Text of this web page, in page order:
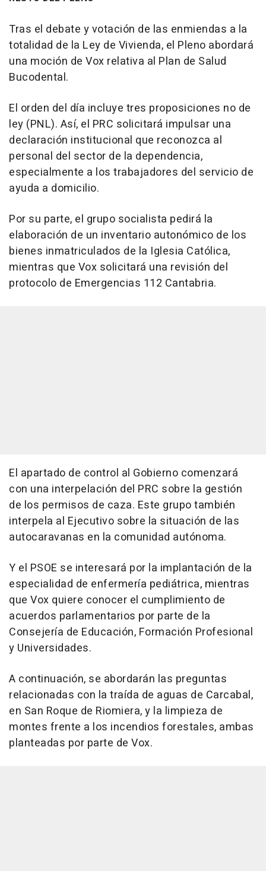
Tras el debate y votación de las enmiendas a la
totalidad de la Ley de Vivienda, el Pleno abordará
una moción de Vox relativa al Plan de Salud
Bucodental.
El orden del día incluye tres proposiciones no de
ley (PNL). Así, el PRC solicitará impulsar una
declaración institucional que reconozca al
personal del sector de la dependencia,
especialmente a los trabajadores del servicio de
ayuda a domicilio.
Por su parte, el grupo socialista pedirá la
elaboración de un inventario autonómico de los
bienes inmatriculados de la Iglesia Católica,
mientras que Vox solicitará una revisión del
protocolo de Emergencias 112 Cantabria.
El apartado de control al Gobierno comenzará
con una interpelación del PRC sobre la gestión
de los permisos de caza. Este grupo también
interpela al Ejecutivo sobre la situación de las
autocaravanas en la comunidad autónoma.
Y el PSOE se interesará por la implantación de la
especialidad de enfermería pediátrica, mientras
que Vox quiere conocer el cumplimiento de
acuerdos parlamentarios por parte de la
Consejería de Educación, Formación Profesional
y Universidades.
A continuación, se abordarán las preguntas
relacionadas con la traída de aguas de Carcabal,
en San Roque de Riomiera, y la limpieza de
montes frente a los incendios forestales, ambas
planteadas por parte de Vox.